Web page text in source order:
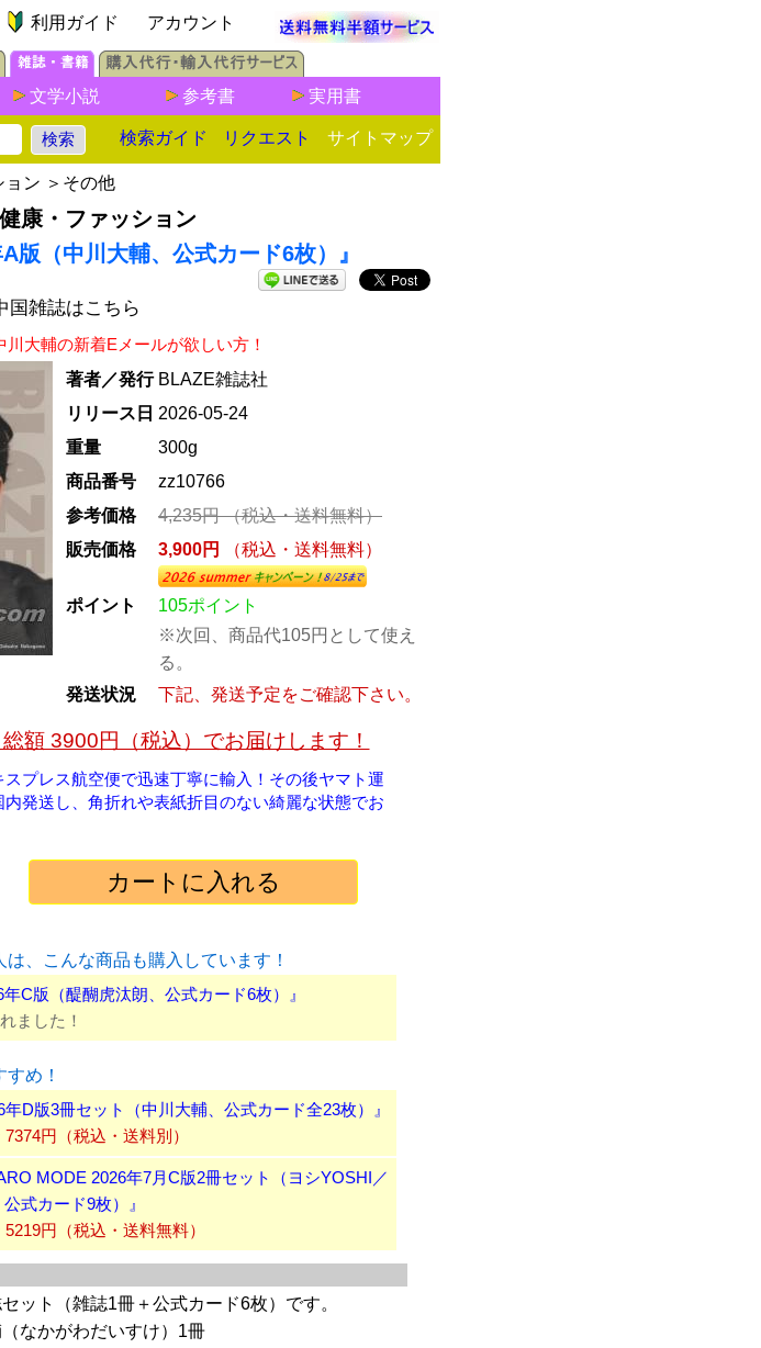
利用ガイド アカウント
文学小説 参考書 実用書
検索ガイド リクエスト サイトマップ
ョン ＞ その他
康・ファッション
版（中川大輔、公式カード6枚）』
国雑誌はこちら
川大輔の新着Eメールが欲しい方！
著者／発行 BLAZE雑誌社
リリース日 2026-05-24
重量
300g
商品番号
zz10766
参考価格
4,235円（税込・送料無料）
販売価格
3,900円 （税込・送料無料）
ポイント
105ポイント
※次回、商品代105円として使え
る。
発送状況
下記、発送予定をご確認下さい。
額 3900円（税込）でお届けします！
プレス航空便で迅速丁寧に輸入！その後ヤマト運
発送し、角折れや表紙折目のない綺麗な状態でお
、こんな商品も購入しています！
年C版（醍醐虎汰朗、公式カード6枚）』
ました！
め！
年D版3冊セット（中川大輔、公式カード全23枚）』
円（税込・送料別）
MODE 2026年7月C版2冊セット（ヨシYOSHI／
式カード9枚）』
円（税込・送料無料）
ット（雑誌1冊＋公式カード6枚）です。
なかがわだいすけ）1冊